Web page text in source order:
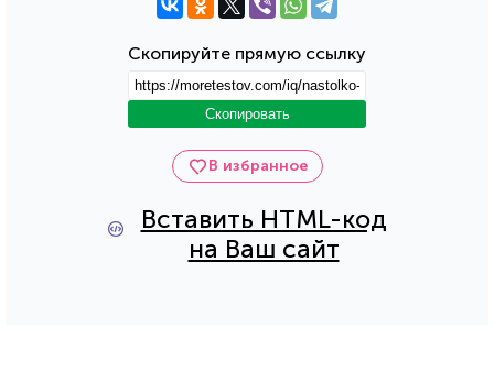
В избранное
Вставить HTML-код
на Ваш сайт
Скопируйте прямую ссылку
Скопировать